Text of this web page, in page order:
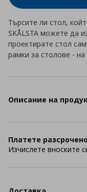
Търсите ли стол,
SKÅLSTA можете да
проектирате стол
рамки за столове -
Описание на
Платете
Изчислете вноските